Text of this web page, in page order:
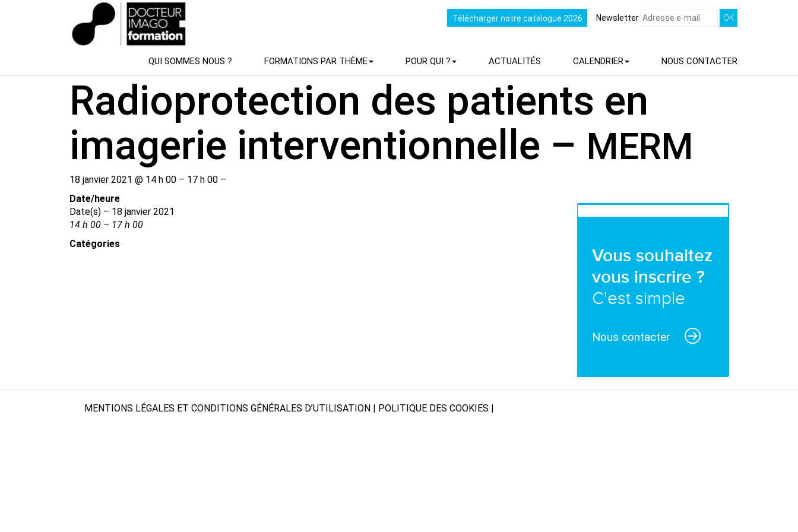
Télécharger notre catalogue 2026 Newsletter
QUI SOMMES NOUS ? FORMATIONS PAR THÈME POUR QUI ? ACTUALITÉS CALENDRIER NOUS CONTACTER
Radioprotection des patients en
imagerie interventionnelle – MERM
18 janvier 2021 @ 14 h 00 – 17 h 00 –
Date/​heure
Date(s) – 18 janvier 2021
14 h 00 – 17 h 00
Catégories
Vous souhaitez
vous inscrire ?
C'est simple
Nous contacter
MENTIONS LÉGALES ET CONDITIONS GÉNÉRALES D’UTILISATION POLITIQUE DES COOKIES